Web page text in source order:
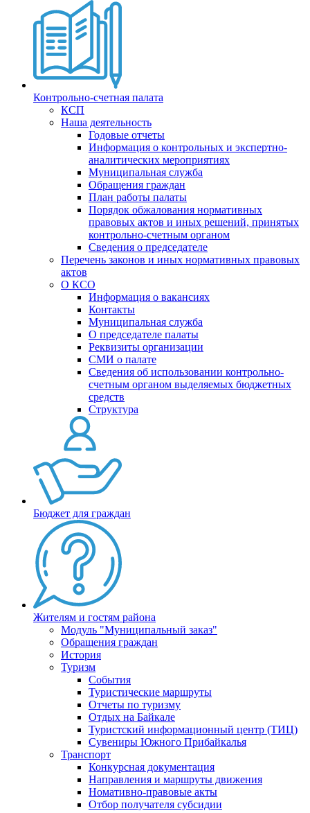
Контрольно-счетная палата
КСП
Наша деятельность
Годовые отчеты
Информация о контрольных и экспертно-
аналитических мероприятиях
Муниципальная служба
Обращения граждан
План работы палаты
Порядок обжалования нормативных
правовых актов и иных решений, принятых
контрольно-счетным органом
Сведения о председателе
Перечень законов и иных нормативных правовых
актов
О КСО
Информация о вакансиях
Контакты
Муниципальная служба
О председателе палаты
Реквизиты организации
СМИ о палате
Сведения об использовании контрольно-
счетным органом выделяемых бюджетных
средств
Структура
Бюджет для граждан
Жителям и гостям района
Модуль "Муниципальный заказ"
Обращения граждан
История
Туризм
События
Туристические маршруты
Отчеты по туризму
Отдых на Байкале
Туристский информационный центр (ТИЦ)
Сувениры Южного Прибайкалья
Транспорт
Конкурсная документация
Направления и маршруты движения
Номативно-правовые акты
Отбор получателя субсидии